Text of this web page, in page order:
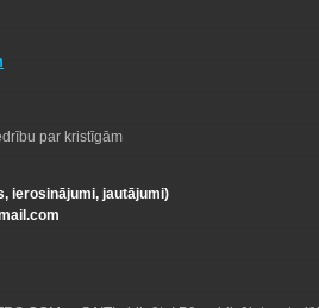
par kristīgām
ierosinājumi, jautājumi)